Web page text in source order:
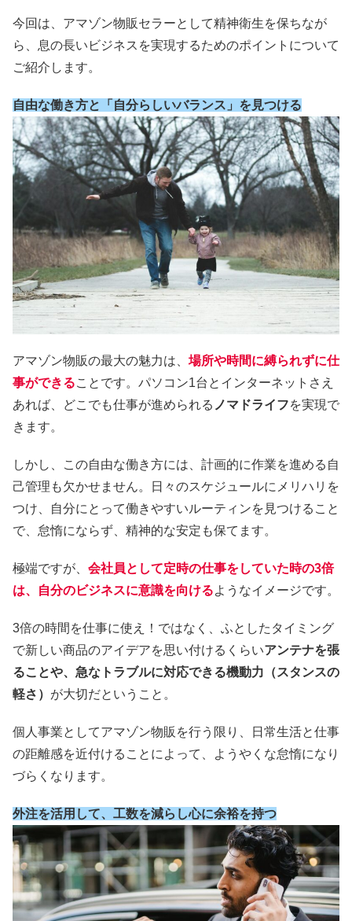
今回は、アマゾン物販セラーとして精神衛生を保ちなが
ら、息の長いビジネスを実現するためのポイントについて
ご紹介します。
自由な働き方と「自分らしいバランス」を見つける
アマゾン物販の最大の魅力は、 場所や時間に縛られずに仕
事ができることです。パソコン1台とインターネットさえ
あれば、どこでも仕事が進められる ノマドライフを実現で
きます。
しかし、この自由な働き方には、計画的に作業を進める自
己管理も欠かせません。日々のスケジュールにメリハリを
つけ、自分にとって働きやすいルーティンを見つけること
で、怠惰にならず、精神的な安定も保てます。
極端ですが、 会社員として定時の仕事をしていた時の3倍
は、自分のビジネスに意識を向けるようなイメージです。
3倍の時間を仕事に使え！ではなく、ふとしたタイミング
で新しい商品のアイデアを思い付けるくらいアンテナを張
ることや、急なトラブルに対応できる機動力（スタンスの
軽さ） が大切だということ。
個人事業としてアマゾン物販を行う限り、日常生活と仕事
の距離感を近付けることによって、ようやくな怠惰になり
づらくなります。
外注を活用して、工数を減らし心に余裕を持つ